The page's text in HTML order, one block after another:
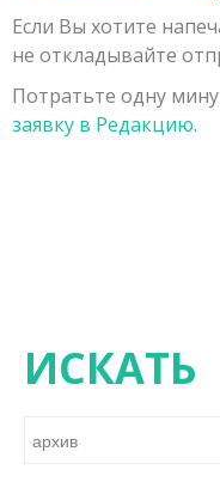
Политика журнала
Порядок
редакцию
Наши авторы
Физико-
Химические науки
Исторические науки
Философские науки
Заявка на публикацию
Контакты
Если Вы хотите
не откладывайте
Потратьте одну
заявку в Редакцию.
ИСКАТЬ